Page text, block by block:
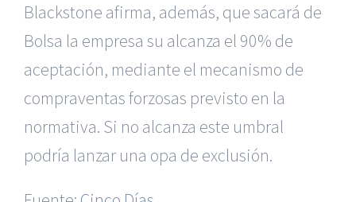
Blackstone afirma, además, que sacará de
Bolsa la empresa su alcanza el 90% de
aceptación, mediante el mecanismo de
compraventas forzosas previsto en la
normativa. Si no alcanza este umbral
podría lanzar una opa de exclusión.
|Reclamación de Accidentes en Alicante|Reclamación
de Accidentes en Madrid|BGD Abogados Madrid
|Formación para Abogados